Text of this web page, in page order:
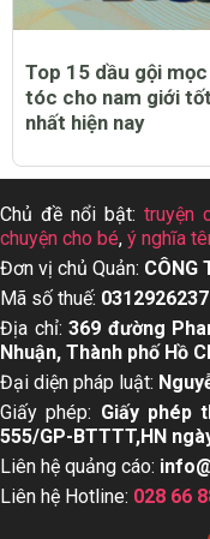
Top 15 dầu gội mọc
tóc cho nam giới tốt
nhất hiện nay
Chủ đề nổi bật:truyện
chuyện cho bé, ý nghĩa
Đơn vị chủ Quản: CÔNG
Mã số thuế: 0312926237
Địa chỉ:369 đường
Nhuận, Thành phố Hồ
Đại diện pháp luật:
Giấy phép: Giấy phép
555/GP-BTTTT,HN
Liên hệ quảng cáo:
Liên hệ Hotline: 028 66